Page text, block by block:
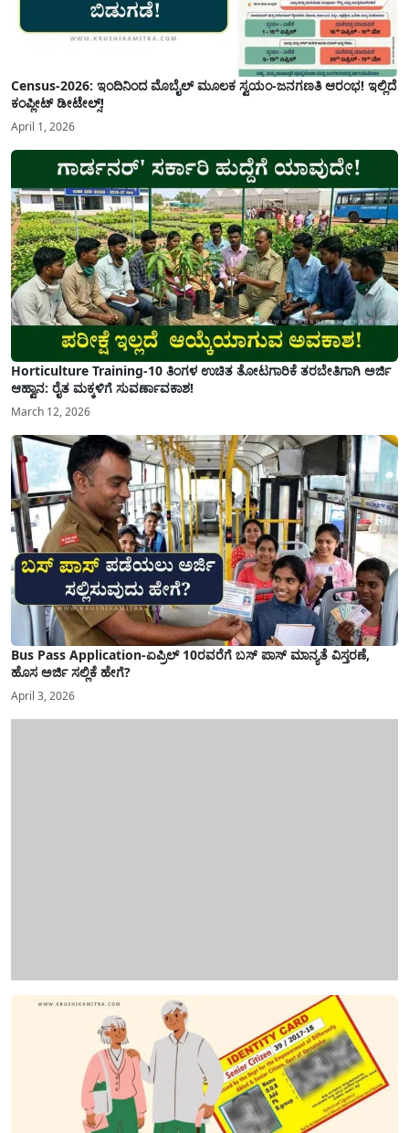
Census-2026: ಇಂದಿನಿಂದ ಮೊಬೈಲ್ ಮೂಲಕ ಸ್ವಯಂ-ಜನಗಣತಿ ಆರಂಭ! ಇಲ್ಲಿದೆ
ಕಂಪ್ಲೀಟ್ ಡೀಟೇಲ್ಸ್!
April 1, 2026
Horticulture Training-10 ತಿಂಗಳ ಉಚಿತ ತೋಟಗಾರಿಕೆ ತರಬೇತಿಗಾಗಿ ಅರ್ಜಿ
ಆಹ್ವಾನ: ರೈತ ಮಕ್ಕಳಿಗೆ ಸುವರ್ಣಾವಕಾಶ!
March 12, 2026
Bus Pass Application-ಏಪ್ರಿಲ್ 10ರವರೆಗೆ ಬಸ್ ಪಾಸ್ ಮಾನ್ಯತೆ ವಿಸ್ತರಣೆ,
ಹೊಸ ಅರ್ಜಿ ಸಲ್ಲಿಕೆ ಹೇಗೆ?
April 3, 2026